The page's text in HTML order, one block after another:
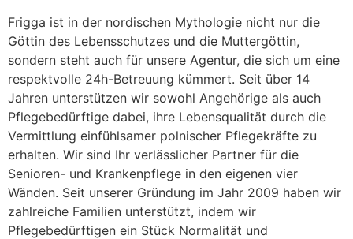
Frigga ist in der nordischen Mythologie nicht nur die
Göttin des Lebensschutzes und die Muttergöttin,
sondern steht auch für unsere Agentur, die sich um eine
respektvolle 24h-Betreuung kümmert. Seit über 14
Jahren unterstützen wir sowohl Angehörige als auch
Pflegebedürftige dabei, ihre Lebensqualität durch die
Vermittlung einfühlsamer polnischer Pflegekräfte zu
erhalten. Wir sind Ihr verlässlicher Partner für die
Senioren- und Krankenpflege in den eigenen vier
Wänden. Seit unserer Gründung im Jahr 2009 haben wir
zahlreiche Familien unterstützt, indem wir
Pflegebedürftigen ein Stück Normalität und